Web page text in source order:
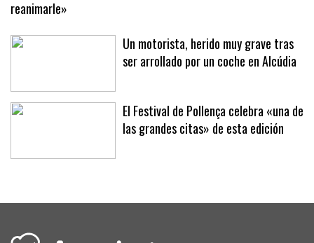
reanimarle»
Un motorista, herido muy grave tras
ser arrollado por un coche en Alcúdia
El Festival de Pollença celebra «una de
las grandes citas» de esta edición